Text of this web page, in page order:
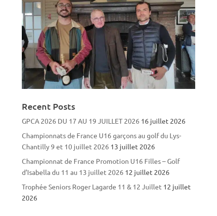
Recent Posts
GPCA 2026 DU 17 AU 19 JUILLET 2026 16 juillet 2026
Championnats de France U16 garçons au golf du Lys-
Chantilly 9 et 10 juillet 2026 13 juillet 2026
Championnat de France Promotion U16 Filles – Golf
d’Isabella du 11 au 13 juillet 2026 12 juillet 2026
Trophée Seniors Roger Lagarde 11 & 12 Juillet 12 juillet
2026